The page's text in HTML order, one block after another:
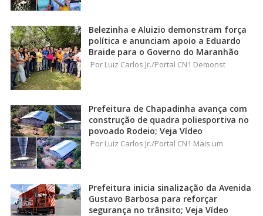
Belezinha e Aluizio demonstram força
política e anunciam apoio a Eduardo
Braide para o Governo do Maranhão
Por Luiz Carlos Jr./Portal CN1 Demonst
Prefeitura de Chapadinha avança com
construção de quadra poliesportiva no
povoado Rodeio; Veja Vídeo
Por Luiz Carlos Jr./Portal CN1 Mais um
Prefeitura inicia sinalização da Avenida
Gustavo Barbosa para reforçar
segurança no trânsito; Veja Vídeo